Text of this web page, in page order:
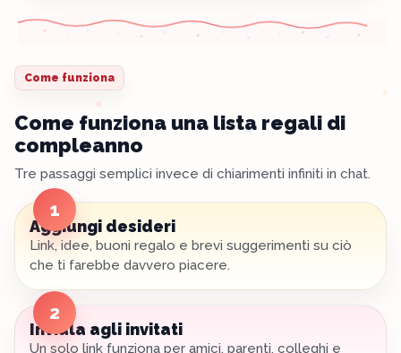
Come funziona
Come funziona una lista regali di
compleanno
Tre passaggi semplici invece di chiarimenti infiniti in chat.
1
Aggiungi desideri
Link, idee, buoni regalo e brevi suggerimenti su ciò
che ti farebbe davvero piacere.
2
Inviala agli invitati
Un solo link funziona per amici, parenti, colleghi e